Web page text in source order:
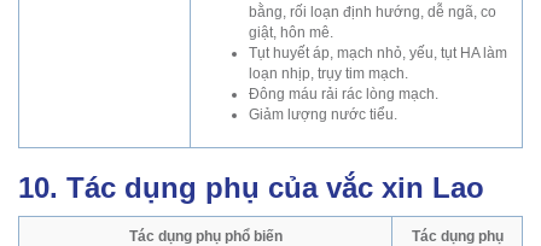
bằng, rối loạn định hướng, dễ ngã, co
giật, hôn mê.
Tụt huyết áp, mạch nhỏ, yếu, tụt HA làm
loạn nhịp, trụy tim mạch.
Đông máu rải rác lòng mạch.
Giảm lượng nước tiểu.
10. Tác dụng phụ của vắc xin Lao
Tác dụng phụ phổ biến
Tác dụng phụ